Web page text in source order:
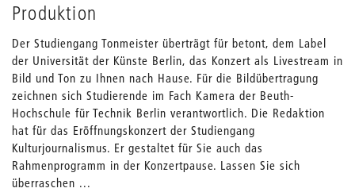
Produktion
Der Studiengang Tonmeister überträgt für betont, dem Label
der Universität der Künste Berlin, das Konzert als Livestream in
Bild und Ton zu Ihnen nach Hause. Für die Bildübertragung
zeichnen sich Studierende im Fach Kamera der Beuth-
Hochschule für Technik Berlin verantwortlich. Die Redaktion
hat für das Eröffnungskonzert der Studiengang
Kulturjournalismus. Er gestaltet für Sie auch das
Rahmenprogramm in der Konzertpause. Lassen Sie sich
überraschen ...